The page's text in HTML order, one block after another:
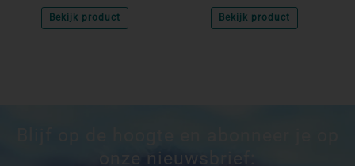
Bekijk product Bekijk product
onze nieuwsbrief: